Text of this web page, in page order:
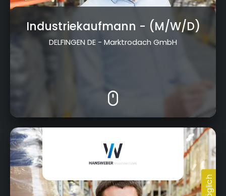
Industriekaufmann - (M/W/D)
DELFINGEN DE - Marktrodach GmbH